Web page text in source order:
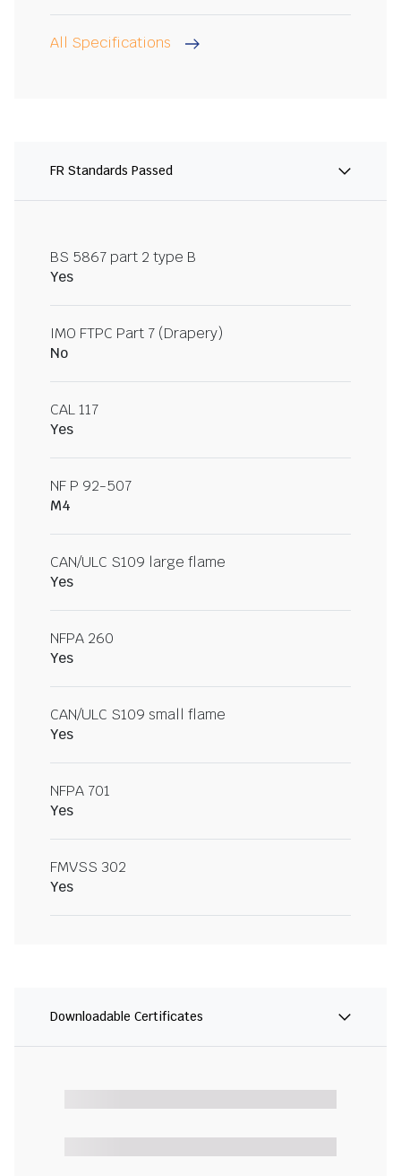
All Specifications
FR Standards Passed
BS 5867 part 2 type B
Yes
IMO FTPC Part 7 (Drapery)
No
CAL 117
Yes
NF P 92-507
M4
CAN/ULC S109 large flame
Yes
NFPA 260
Yes
CAN/ULC S109 small flame
Yes
NFPA 701
Yes
FMVSS 302
Yes
Downloadable Certificates